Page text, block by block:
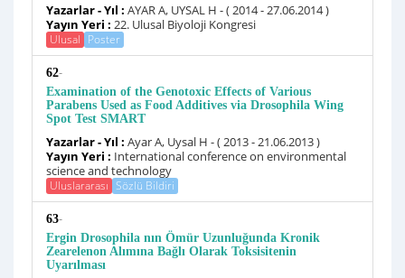
Yazarlar - Yıl : AYAR A, UYSAL H - ( 2014 - 27.06.2014 )
Yayın Yeri : 22. Ulusal Biyoloji Kongresi
Ulusal Poster
62-
Examination of the Genotoxic Effects of Various
Parabens Used as Food Additives via Drosophila Wing
Spot Test SMART
Yazarlar - Yıl : Ayar A, Uysal H - ( 2013 - 21.06.2013 )
Yayın Yeri : International conference on environmental
science and technology
Uluslararası Sözlü Bildiri
63-
Ergin Drosophila nın Ömür Uzunluğunda Kronik
Zearelenon Alımına Bağlı Olarak Toksisitenin
Uyarılması